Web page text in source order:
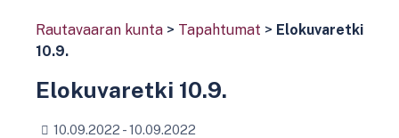
Rautavaaran kunta > Tapahtumat > Elokuvaretki
10.9.
Elokuvaretki 10.9.
10.09.2022 - 10.09.2022